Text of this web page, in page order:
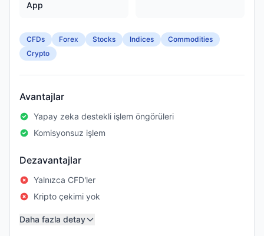
App
CFDs Forex Stocks Indices
Commodities
Crypto
Avantajlar
Yapay zeka destekli işlem öngörüleri
Komisyonsuz işlem
Dezavantajlar
Yalnızca CFD'ler
Kripto çekimi yok
Daha fazla detay